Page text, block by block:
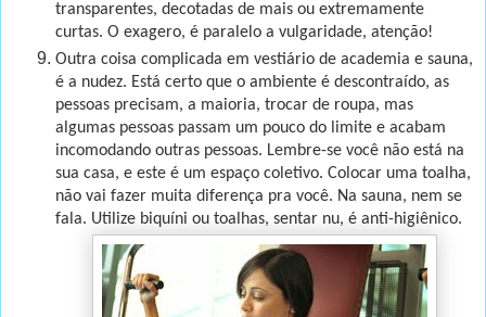
transparentes, decotadas de mais ou extremamente
curtas. O exagero, é paralelo a vulgaridade, atenção!
Outra coisa complicada em vestiário de academia e sauna,
é a nudez. Está certo que o ambiente é descontraído, as
pessoas precisam, a maioria, trocar de roupa, mas
algumas pessoas passam um pouco do limite e acabam
incomodando outras pessoas. Lembre-se você não está na
sua casa, e este é um espaço coletivo. Colocar uma toalha,
não vai fazer muita diferença pra você. Na sauna, nem se
fala. Utilize biquíni ou toalhas, sentar nu, é anti-higiênico.